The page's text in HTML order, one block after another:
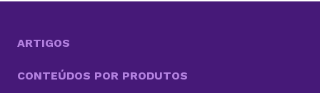
aproximar do...
ARTIGOS
CONTEÚDOS POR PRODUTOS